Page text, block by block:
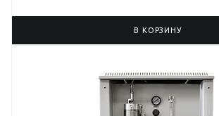
В КОРЗИНУ